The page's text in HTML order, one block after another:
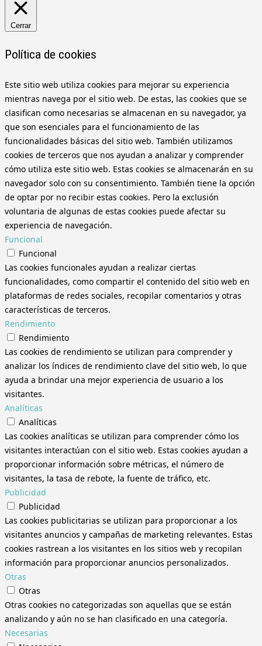
Cerrar
Política de cookies
Este sitio web utiliza cookies para mejorar su experiencia
mientras navega por el sitio web. De estas, las cookies que se
clasifican como necesarias se almacenan en su navegador, ya
que son esenciales para el funcionamiento de las
funcionalidades básicas del sitio web. También utilizamos
cookies de terceros que nos ayudan a analizar y comprender
cómo utiliza este sitio web. Estas cookies se almacenarán en su
navegador solo con su consentimiento. También tiene la opción
de optar por no recibir estas cookies. Pero la exclusión
voluntaria de algunas de estas cookies puede afectar su
experiencia de navegación.
Funcional
Funcional
Las cookies funcionales ayudan a realizar ciertas
funcionalidades, como compartir el contenido del sitio web en
plataformas de redes sociales, recopilar comentarios y otras
características de terceros.
Rendimiento
Rendimiento
Las cookies de rendimiento se utilizan para comprender y
analizar los índices de rendimiento clave del sitio web, lo que
ayuda a brindar una mejor experiencia de usuario a los
visitantes.
Analíticas
Analíticas
Las cookies analíticas se utilizan para comprender cómo los
visitantes interactúan con el sitio web. Estas cookies ayudan a
proporcionar información sobre métricas, el número de
visitantes, la tasa de rebote, la fuente de tráfico, etc.
Publicidad
Publicidad
Las cookies publicitarias se utilizan para proporcionar a los
visitantes anuncios y campañas de marketing relevantes. Estas
cookies rastrean a los visitantes en los sitios web y recopilan
información para proporcionar anuncios personalizados.
Otras
Otras
Otras cookies no categorizadas son aquellas que se están
analizando y aún no se han clasificado en una categoría.
Necesarias